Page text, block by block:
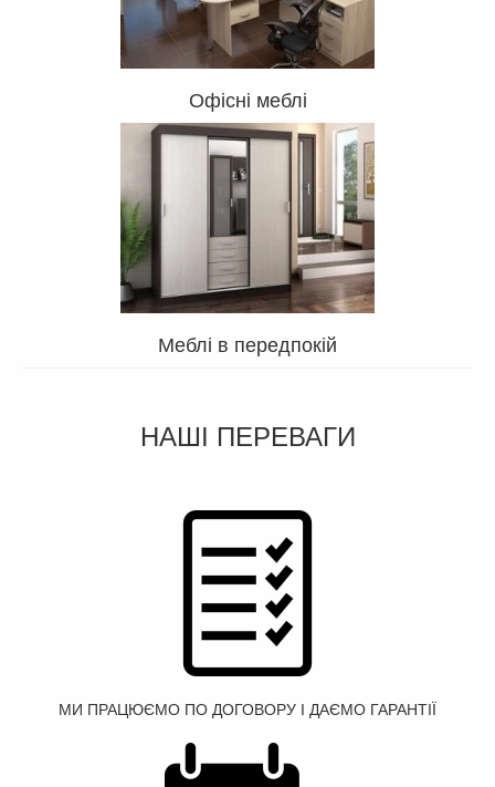
Офісні меблі
Меблі в передпокій
НАШІ ПЕРЕВАГИ
МИ ПРАЦЮЄМО ПО ДОГОВОРУ І ДАЄМО ГАРАНТІЇ